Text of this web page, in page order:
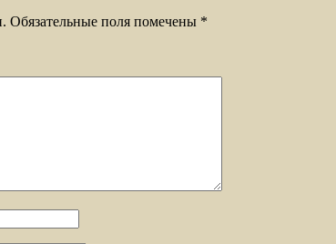
Обязательные поля помечены *